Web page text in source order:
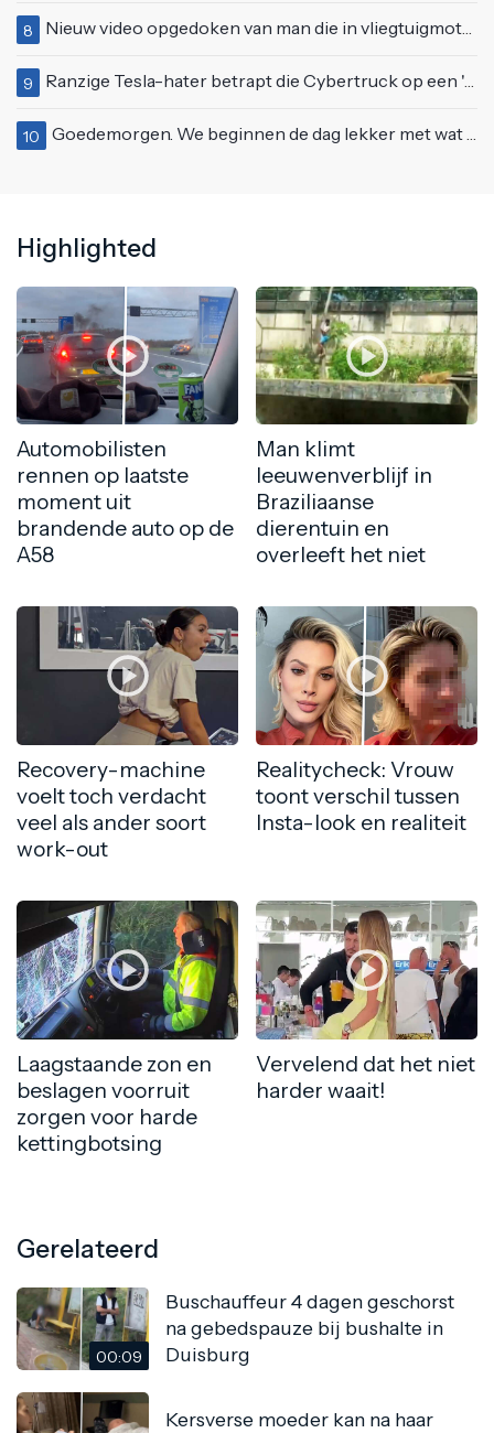
8 Nieuw video opgedoken van man die in vliegtuigmotor springt op vliegveld Milaan
9 Ranzige Tesla-hater betrapt die Cybertruck op een 'speciale bruine coating' trakteert
10 Goedemorgen. We beginnen de dag lekker met wat rek- en strekoefeningen
Highlighted
Automobilisten
rennen op laatste
moment uit
brandende auto op de
A58
Man klimt
leeuwenverblijf in
Braziliaanse
dierentuin en
overleeft het niet
Recovery-machine
voelt toch verdacht
veel als ander soort
work-out
Realitycheck: Vrouw
toont verschil tussen
Insta-look en realiteit
Laagstaande zon en
beslagen voorruit
zorgen voor harde
kettingbotsing
Vervelend dat het niet
harder waait!
Gerelateerd
00:09
Buschauffeur 4 dagen geschorst
na gebedspauze bij bushalte in
Duisburg
Kersverse moeder kan na haar